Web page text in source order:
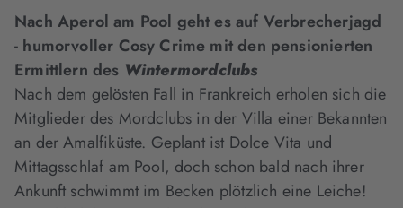
Nach Aperol am Pool geht es auf Verbrecherjagd
- humorvoller Cosy Crime mit den pensionierten
Ermittlern des Wintermordclubs
Nach dem gelösten Fall in Frankreich erholen sich die
Mitglieder des Mordclubs in der Villa einer Bekannten
an der Amalfiküste. Geplant ist Dolce Vita und
Mittagsschlaf am Pool, doch schon bald nach ihrer
Ankunft schwimmt im Becken plötzlich eine Leiche!